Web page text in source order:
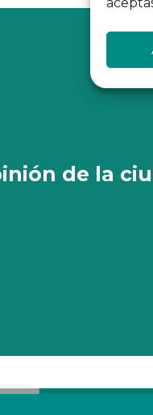
de la